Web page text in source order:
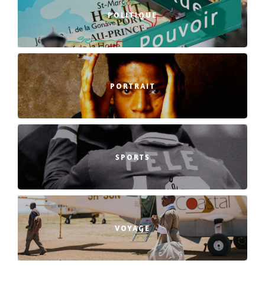
POLITIQUE
PORTRAIT
SPORTS
VOYAGE